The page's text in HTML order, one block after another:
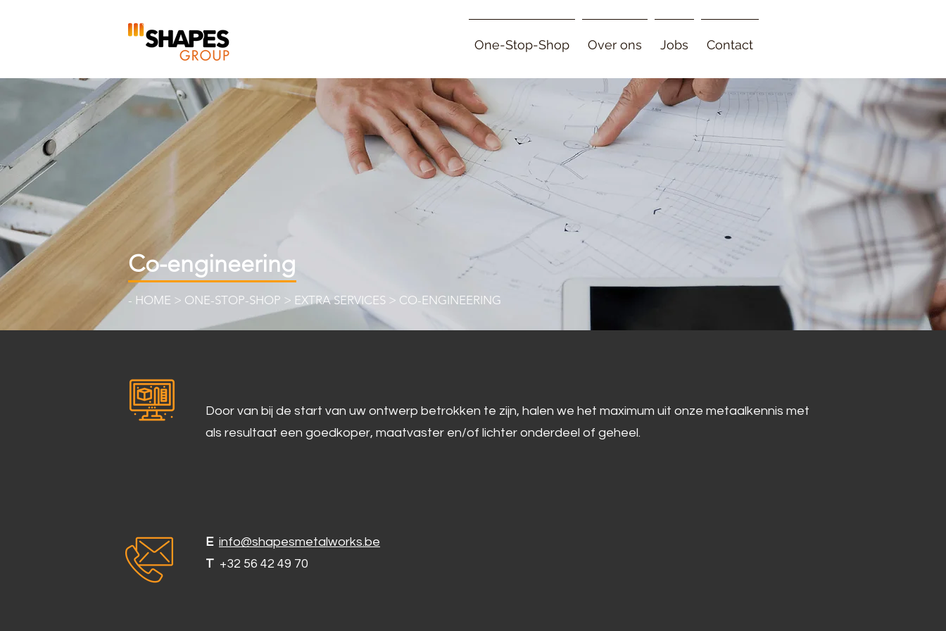
One-Stop-Shop Over ons Jobs Contact
Co-engineering
- HOME > ONE-STOP-SHOP > EXTRA SERVICES > CO-ENGINEERING
Door van bij de start van uw ontwerp betrokken te zijn, halen we het maximum uit onze metaalkennis met
als resultaat een goedkoper, maatvaster en/of lichter onderdeel of geheel.
E info@shapesmetalworks.be
T +32 56 42 49 70